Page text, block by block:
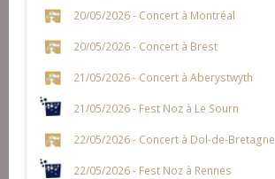
20/05/2026 - Concert à Montréal
20/05/2026 - Concert à Brest
21/05/2026 - Concert à Aberystwyth
21/05/2026 - Fest Noz à Le Sourn
22/05/2026 - Concert à Dol-de-Bretagne
22/05/2026 - Fest Noz à Rennes